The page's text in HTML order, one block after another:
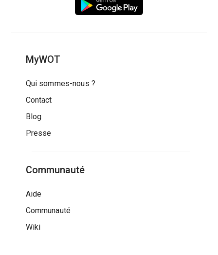
MyWOT
Qui sommes-nous ?
Contact
Blog
Presse
Communauté
Aide
Communauté
Wiki